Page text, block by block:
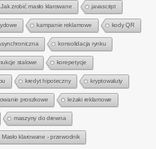
Jak zrobić masło klarowane javascript
kampanie reklamowe kody QR
konsolidacja rynku
stalowe korepetycje
kredyt hipoteczny kryptowaluty
proszkowe leżaki reklamowe
maszyny do drewna
Masło klarowane - przewodnik